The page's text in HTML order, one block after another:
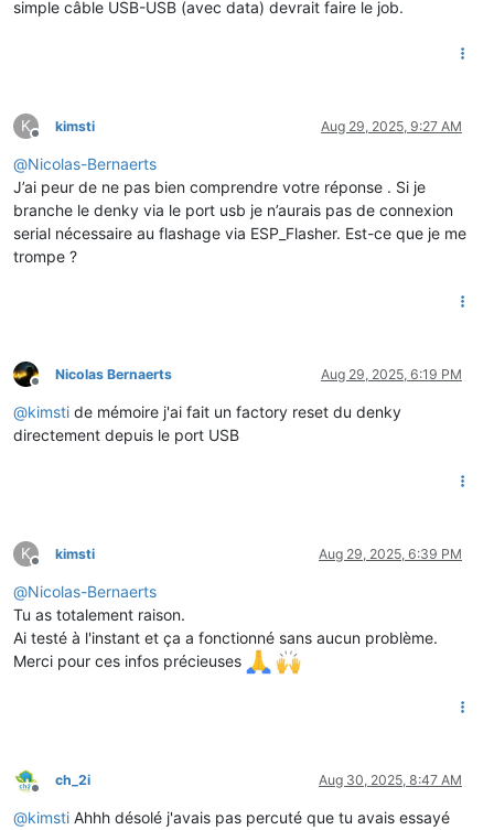
simple câble USB-USB (avec data) devrait faire le job.
K
Offline
kimsti Aug 29, 2025, 9:27 AM
@Nicolas-Bernaerts
J’ai peur de ne pas bien comprendre votre réponse . Si je
branche le denky via le port usb je n’aurais pas de connexion
serial nécessaire au flashage via ESP_Flasher. Est-ce que je me
trompe ?
Offline
Nicolas Bernaerts Aug 29, 2025, 6:19 PM
@kimsti de mémoire j'ai fait un factory reset du denky
directement depuis le port USB
K
Offline
kimsti Aug 29, 2025, 6:39 PM
@Nicolas-Bernaerts
Tu as totalement raison.
Ai testé à l'instant et ça a fonctionné sans aucun problème.
Merci pour ces infos précieuses
Offline
ch_2i Aug 30, 2025, 8:47 AM
@kimsti Ahhh désolé j'avais pas percuté que tu avais essayé